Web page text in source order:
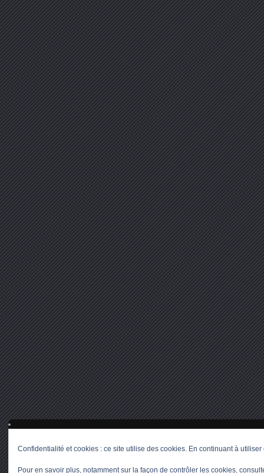
Confidentialité et cookies : ce site utilise des cookies. En continuant à
Pour en savoir plus, notamment sur la façon de contrôler les cookies,